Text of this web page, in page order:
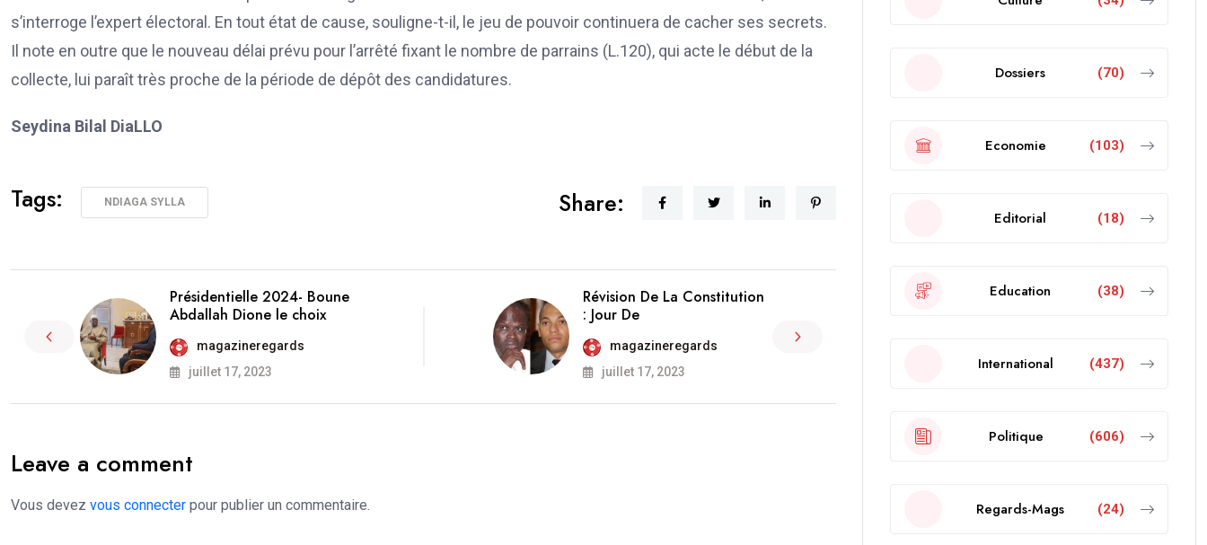
s’interroge l’expert électoral. En tout état de cause, souligne-t-il, le jeu de pouvoir continuera de cacher ses secrets.
Il note en outre que le nouveau délai prévu pour l’arrêté fixant le nombre de parrains (L.120), qui acte le début de la
collecte, lui paraît très proche de la période de dépôt des candidatures.
Seydina Bilal DiaLLO
Tags: NDIAGA SYLLA Share:
Présidentielle 2024- Boune
Abdallah Dione le choix
magazineregards
juillet 17, 2023
Révision De La Constitution
: Jour De
magazineregards
juillet 17, 2023
Leave a comment
Vous devez vous connecter pour publier un commentaire.
Dossiers (70)
Economie (103)
Editorial (18)
Education (38)
International (437)
Politique (606)
Regards-Mags (24)